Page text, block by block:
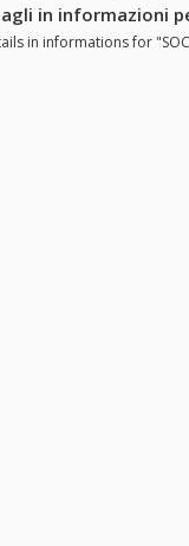
in informazioni per
in informations for